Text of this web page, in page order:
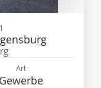
Art
Gewerbe